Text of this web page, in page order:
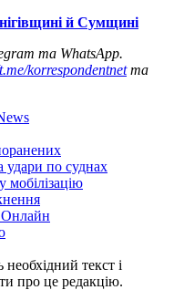
й Сумщині
та WhatsApp.
korrespondentnetта
удари по суднах
мобілізацію
Онлайн
текст і
про це редакцію.